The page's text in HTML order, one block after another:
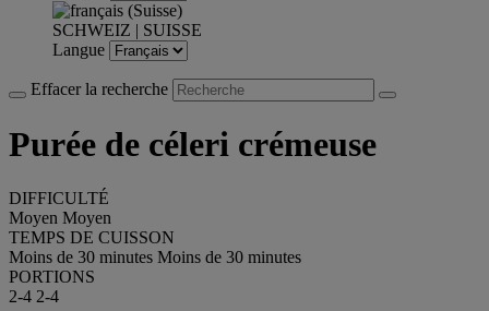
SCHWEIZ | SUISSE
Langue
Effacer la recherche
Purée de céleri crémeuse
DIFFICULTÉ
Moyen Moyen
TEMPS DE CUISSON
Moins de 30 minutes Moins de 30 minutes
PORTIONS
2-4 2-4